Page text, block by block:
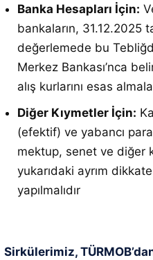
Banka Hesapları İçin:
bankaların, 31.12.2025
değerlemede bu
Merkez Bankası’nca
alış kurlarını esas
Diğer Kıymetler İçin:
(efektif) ve yabancı
mektup, senet ve diğer
yukarıdaki ayrım
yapılmalıdır
Sirkülerimiz,